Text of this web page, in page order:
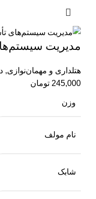
مدیریت
هتلداری و مهمان‌نوازی,
245,000 تومان
وزن
نام مولف
شابک